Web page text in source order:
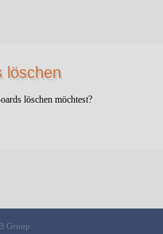
löschen
löschen möchtest?
Group